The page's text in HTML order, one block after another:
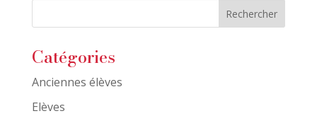
Catégories
Anciennes élèves
Elèves